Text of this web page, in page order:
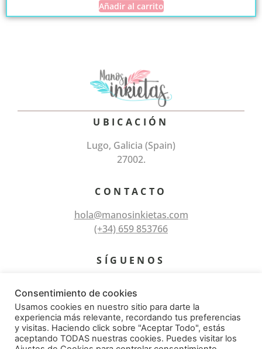
Añadir al carrito
UBICACIÓN
Lugo, Galicia (Spain)
27002.
CONTACTO
hola@manosinkietas.com
(+34) 659 853766
SÍGUENOS
Consentimiento de cookies
Usamos cookies en nuestro sitio para darte la
experiencia más relevante, recordando tus preferencias
y visitas. Haciendo click sobre "Aceptar Todo", estás
aceptando TODAS nuestras cookies. Puedes visitar los